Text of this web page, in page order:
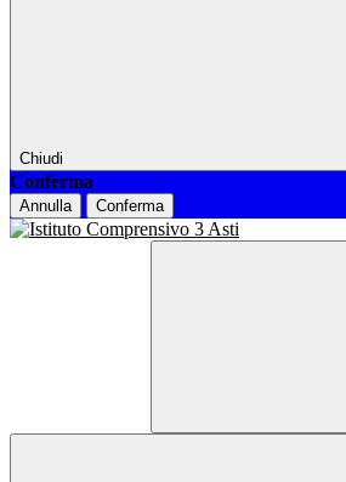
Chiudi
Conferma
Annulla Conferma